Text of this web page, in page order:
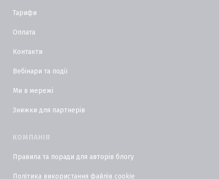
Тарифи
Оплата
Контакти
Вебінари та події
Ми в мережі
Знижки для партнерів
КОМПАНІЯ
Правила та поради для авторів блогу
Політика використання файлів cookie